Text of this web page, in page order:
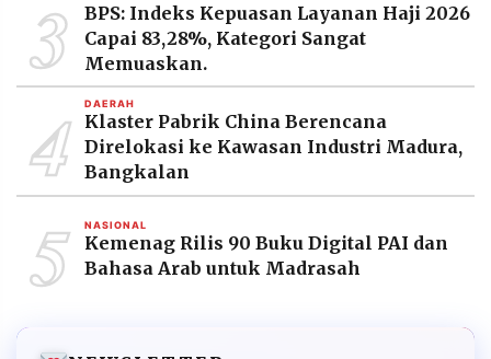
3
BPS: Indeks Kepuasan Layanan Haji 2026
Capai 83,28%, Kategori Sangat
Memuaskan.
4 DAERAH
Klaster Pabrik China Berencana
Direlokasi ke Kawasan Industri Madura,
Bangkalan
5 NASIONAL
Kemenag Rilis 90 Buku Digital PAI dan
Bahasa Arab untuk Madrasah